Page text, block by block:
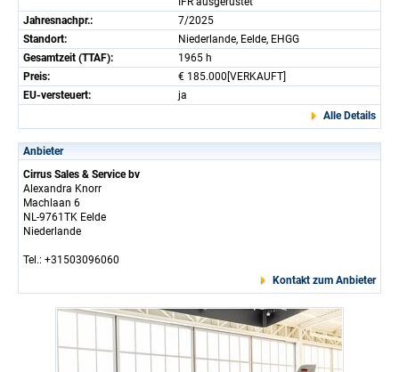
Jahresnachpr.:
7/2025
Standort:
Niederlande, Eelde, EHGG
Gesamtzeit (TTAF):
1965 h
Preis:
€ 185.000[VERKAUFT]
EU-versteuert:
ja
Alle Details
Anbieter
Cirrus Sales & Service bv
Alexandra Knorr
Machlaan 6
NL-9761TK Eelde
Niederlande
Tel.: +31503096060
Kontakt zum Anbieter